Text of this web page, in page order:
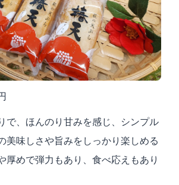
で、ほんのり甘みを感じ、シンプル
美味しさや旨みをしっかり楽しめる
厚めで弾力もあり、食べ応えもあり